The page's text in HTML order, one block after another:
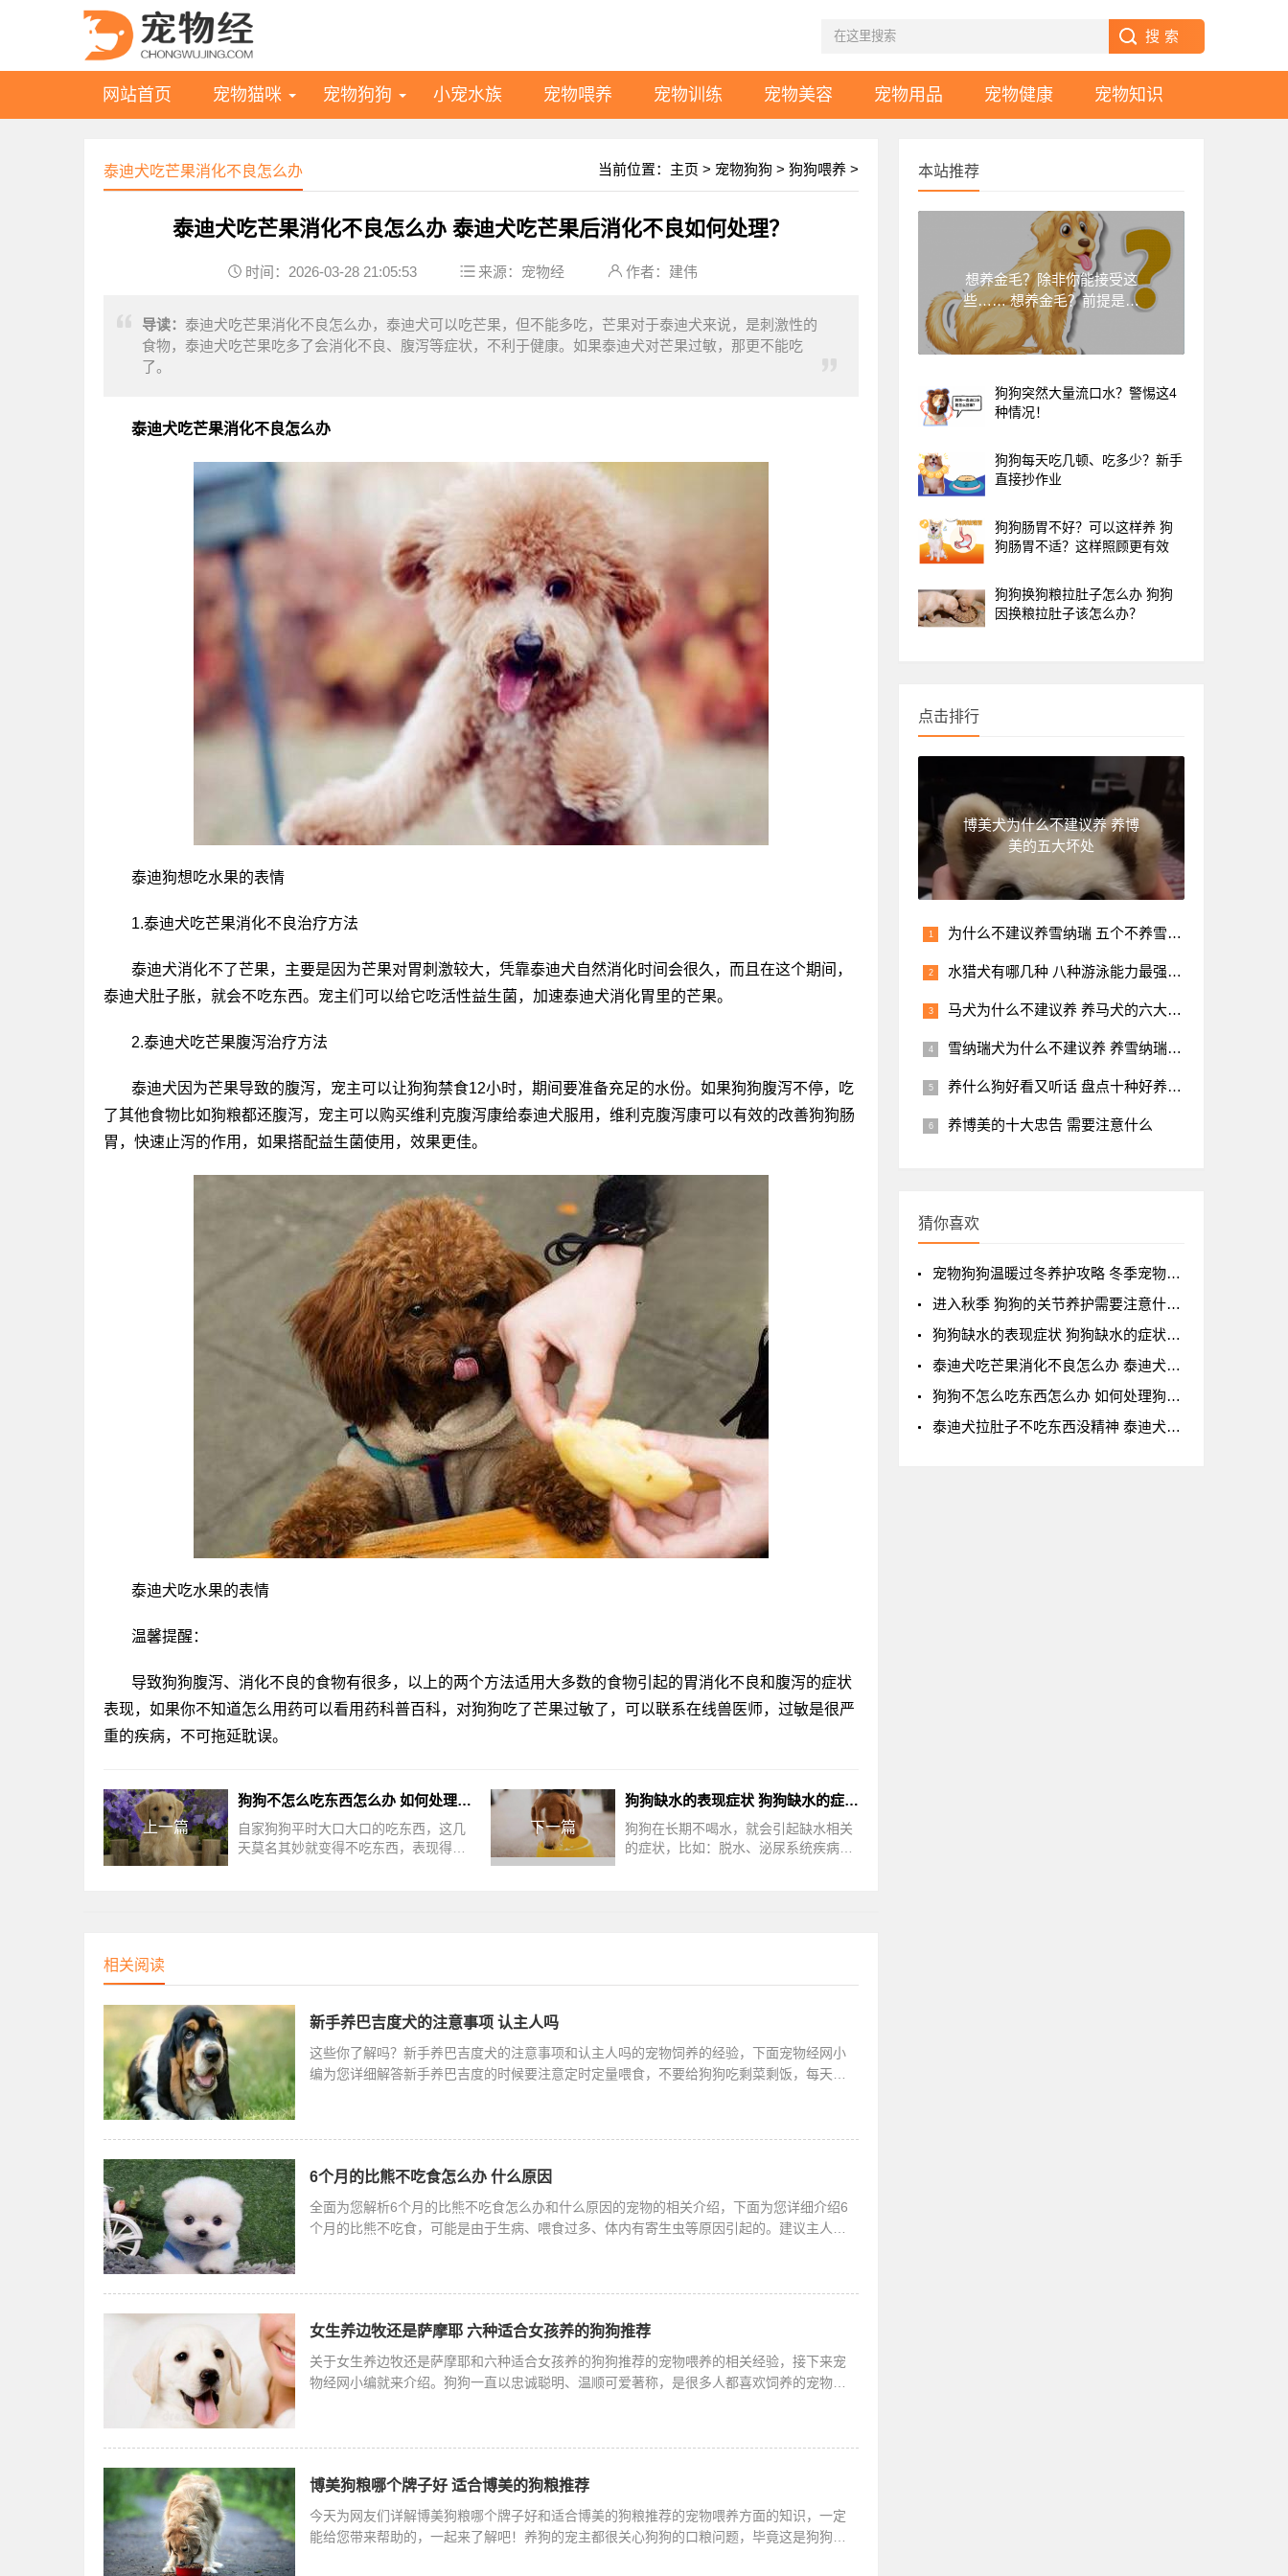
网站首页 宠物猫咪 宠物狗狗 小宠水族 宠物喂养 宠物训练 宠物美容 宠物用品 宠物健康 宠物知识
当前位置： 主页 > 宠物狗狗 > 狗狗喂养 >
泰迪犬吃芒果消化不良怎么办
泰迪犬吃芒果消化不良怎么办 泰迪犬吃芒果后消化不良如何处理？
时间：2026-03-28 21:05:53 来源： 宠物经 作者：建伟
导读： 泰迪犬吃芒果消化不良怎么办，泰迪犬可以吃芒果，但不能多吃，芒果对于泰迪犬来说，是刺激性的
食物，泰迪犬吃芒果吃多了会消化不良、腹泻等症状，不利于健康。如果泰迪犬对芒果过敏，那更不能吃
了。
泰迪犬吃芒果消化不良怎么办
泰迪狗想吃水果的表情
1.泰迪犬吃芒果消化不良治疗方法
泰迪犬消化不了芒果，主要是因为芒果对胃刺激较大，凭靠泰迪犬自然消化时间会很久，而且在这个期间，
泰迪犬肚子胀，就会不吃东西。宠主们可以给它吃活性益生菌，加速泰迪犬消化胃里的芒果。
2.泰迪犬吃芒果腹泻治疗方法
泰迪犬因为芒果导致的腹泻，宠主可以让狗狗禁食12小时，期间要准备充足的水份。如果狗狗腹泻不停，吃
了其他食物比如狗粮都还腹泻，宠主可以购买维利克腹泻康给泰迪犬服用，维利克腹泻康可以有效的改善狗狗肠
胃，快速止泻的作用，如果搭配益生菌使用，效果更佳。
泰迪犬吃水果的表情
温馨提醒：
导致狗狗腹泻、消化不良的食物有很多，以上的两个方法适用大多数的食物引起的胃消化不良和腹泻的症状
表现，如果你不知道怎么用药可以看用药科普百科，对狗狗吃了芒果过敏了，可以联系在线兽医师，过敏是很严
重的疾病，不可拖延耽误。
上一篇
狗狗不怎么吃东西怎么办 如何处理狗狗食欲不振的问题
自家狗狗平时大口大口的吃东西，这几
天莫名其妙就变得不吃东西，表现得没
下一篇
狗狗缺水的表现症状 狗狗缺水的症状表现
狗狗在长期不喝水，就会引起缺水相关
的症状，比如：脱水、泌尿系统疾病
相关阅读
新手养巴吉度犬的注意事项 认主人吗
这些你了解吗？新手养巴吉度犬的注意事项和认主人吗的宠物饲养的经验，下面宠物经网小
编为您详细解答新手养巴吉度的时候要注意定时定量喂食，不要给狗狗吃剩菜剩饭，每天至
6个月的比熊不吃食怎么办 什么原因
全面为您解析6个月的比熊不吃食怎么办和什么原因的宠物的相关介绍，下面为您详细介绍6
个月的比熊不吃食，可能是由于生病、喂食过多、体内有寄生虫等原因引起的。建议主人平
女生养边牧还是萨摩耶 六种适合女孩养的狗狗推荐
关于女生养边牧还是萨摩耶和六种适合女孩养的狗狗推荐的宠物喂养的相关经验，接下来宠
物经网小编就来介绍。狗狗一直以忠诚聪明、温顺可爱著称，是很多人都喜欢饲养的宠物。
博美狗粮哪个牌子好 适合博美的狗粮推荐
今天为网友们详解博美狗粮哪个牌子好和适合博美的狗粮推荐的宠物喂养方面的知识，一定
能给您带来帮助的，一起来了解吧！养狗的宠主都很关心狗狗的口粮问题，毕竟这是狗狗最
本站推荐
想养金毛？除非你能接受这
些…… 想养金毛？前提是你
要能接受
狗狗突然大量流口水？警惕这4
种情况！
狗狗每天吃几顿、吃多少？新手
直接抄作业
狗狗肠胃不好？可以这样养 狗
狗肠胃不适？这样照顾更有效
狗狗换狗粮拉肚子怎么办 狗狗
因换粮拉肚子该怎么办？
点击排行
博美犬为什么不建议养 养博
美的五大坏处
为什么不建议养雪纳瑞 五个不养雪纳瑞的理由
水猎犬有哪几种 八种游泳能力最强的狗介绍
马犬为什么不建议养 养马犬的六大坏处
雪纳瑞犬为什么不建议养 养雪纳瑞的六大坏处
养什么狗好看又听话 盘点十种好养的狗狗
养博美的十大忠告 需要注意什么
猜你喜欢
宠物狗狗温暖过冬养护攻略 冬季宠物狗狗保暖与
进入秋季 狗狗的关节养护需要注意什么？
狗狗缺水的表现症状 狗狗缺水的症状表现
泰迪犬吃芒果消化不良怎么办 泰迪犬吃芒果后消
狗狗不怎么吃东西怎么办 如何处理狗狗食欲不振
泰迪犬拉肚子不吃东西没精神 泰迪犬腹泻、食欲